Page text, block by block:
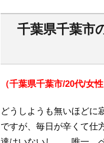
千葉県千葉市
（千葉県千葉市/20代/女性
どうしようも無いほどに
ですが、毎日が辛くて仕